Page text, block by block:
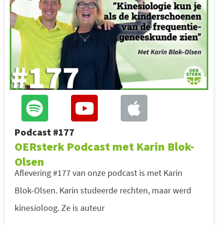
Podcast #177
OERsterk Podcast met Karin Blok-
Olsen
Aflevering #177 van onze podcast is met Karin
Blok-Olsen. Karin studeerde rechten, maar werd
kinesioloog. Ze is auteur